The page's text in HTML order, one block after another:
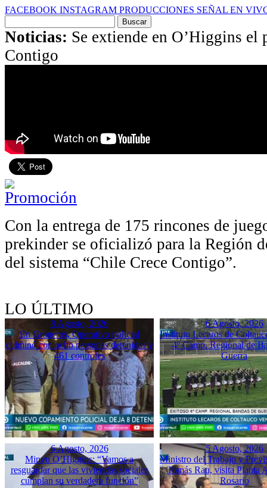
FACEBOOK INSTAGRAM PRODUCCIONES SEÑAL EN
por:
Noticias: Se extiende en O’Higgins el
Contigo
Con la entrega de 175 rincones de
prekinder se oficializó para la Región
del sistema “Chile Crece Contigo”.
LO ÚLTIMO
8 Agosto, 2026
En Graneros, Operativo policial
culminó con ocho personas detenidas y
461 controles
6 Agosto, 2026
Instituto Lecaros de
4º Camp. Regional de
Guerra
6 Agosto, 2026
Minvu O’Higgins: “Vamos a
resguardar que las viviendas sociales
cumplan su verdadera función”
5 Agosto, 2026
Ministro del Trabajo y
Tomás Rau, visita Planta
Rosario